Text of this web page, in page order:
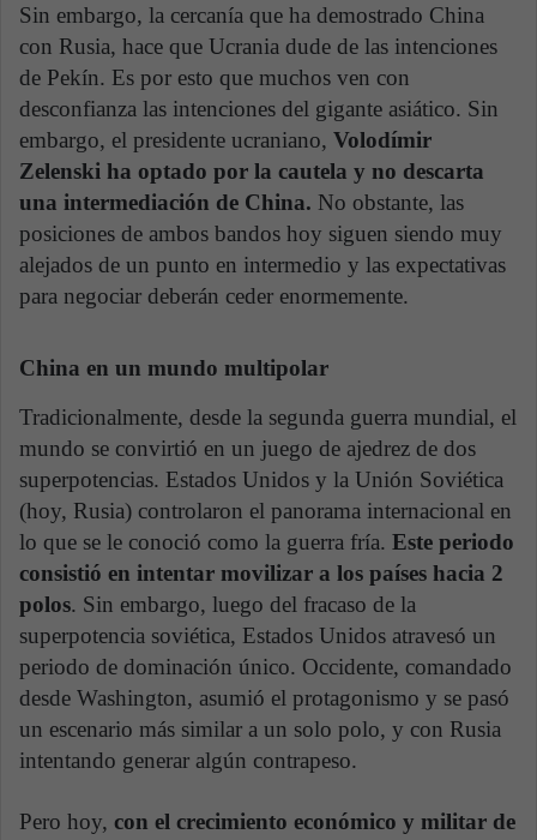
Sin embargo, la cercanía que ha demostrado China
con Rusia, hace que Ucrania dude de las intenciones
de Pekín. Es por esto que muchos ven con
desconfianza las intenciones del gigante asiático. Sin
embargo, el presidente ucraniano, Volodímir
Zelenski ha optado por la cautela y no descarta
una intermediación de China. No obstante, las
posiciones de ambos bandos hoy siguen siendo muy
alejados de un punto en intermedio y las expectativas
para negociar deberán ceder enormemente.
China en un mundo multipolar
Tradicionalmente, desde la segunda guerra mundial, el
mundo se convirtió en un juego de ajedrez de dos
superpotencias. Estados Unidos y la Unión Soviética
(hoy, Rusia) controlaron el panorama internacional en
lo que se le conoció como la guerra fría. Este periodo
consistió en intentar movilizar a los países hacia 2
polos. Sin embargo, luego del fracaso de la
superpotencia soviética, Estados Unidos atravesó un
periodo de dominación único. Occidente, comandado
desde Washington, asumió el protagonismo y se pasó
un escenario más similar a un solo polo, y con Rusia
intentando generar algún contrapeso.
Pero hoy, con el crecimiento económico y militar de